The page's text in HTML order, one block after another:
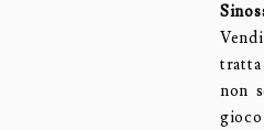
non